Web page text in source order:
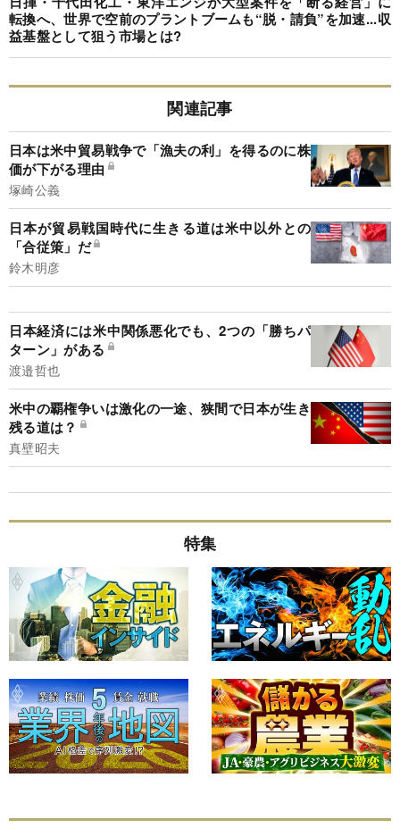
転換へ、世界で空前のプラントブームも“脱・請負”を加速...収
益基盤として狙う市場とは?
関連記事
日本は米中貿易戦争で「漁夫の利」を得るのに株
価が下がる理由
塚崎公義
日本が貿易戦国時代に生きる道は米中以外との
「合従策」だ
鈴木明彦
日本経済には米中関係悪化でも、2つの「勝ちパ
ターン」がある
渡邉哲也
米中の覇権争いは激化の一途、狭間で日本が生き
残る道は？
真壁昭夫
特集